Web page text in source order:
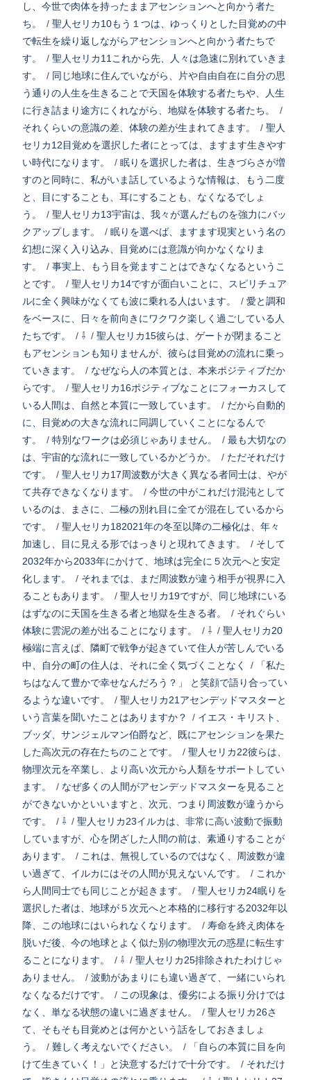
し、今世で肉体を持ったままアセンションへと向かう者た
ち。
/ 聖人セリカ10もう１つは、ゆっくりとした目覚めの中
で転生を繰り返しながらアセンションへと向かう者たちで
す。
/ 聖人セリカ11これから先、人々は急速に別れていきま
す。
/ 同じ地球に住んでいながら、片や自由自在に自分の思
う通りの人生を生きることで天国を体験する者たちや、人生
に行き詰まり途方にくれながら、地獄を体験する者たち。
/
それくらいの意識の差、体験の差が生まれてきます。
/ 聖人
セリカ12目覚めを選択した者にとっては、ますます生きやす
い時代になります。
/ 眠りを選択した者は、生きづらさが増
すのと同時に、私がいま話しているような情報は、もう二度
と、目にすることも、耳にすることも、なくなるでしょ
う。
/ 聖人セリカ13宇宙は、我々が選んだものを強力にバッ
クアップします。
/ 眠りを選べば、ますます現実という名の
幻想に深く入り込み、目覚めには意識が向かなくなりま
す。
/ 事実上、もう目を覚ますことはできなくなるというこ
とです。
/ 聖人セリカ14ですが面白いことに、スピリチュア
ルに全く興味がなくても波に乗れる人はいます。
/ 愛と調和
をベースに、日々を前向きにワクワク楽しく過ごしている人
たちです。
/ ⇩ / 聖人セリカ15彼らは、ゲートが閉まること
もアセンションも知りませんが、彼らは目覚めの流れに乗っ
ていきます。
/ なぜなら人の本質とは、本来ポジティブだか
らです。
/ 聖人セリカ16ポジティブなことにフォーカスして
いる人間は、自然と本質に一致しています。
/ だから自動的
に、目覚めの大きな流れに同調していくことになるんで
す。
/ 特別なワークは必須じゃありません。 / 最も大切なの
は、宇宙的な流れに一致しているかどうか。
/ ただそれだけ
です。
/ 聖人セリカ17周波数が大きく異なる者同士は、やが
て共存できなくなります。
/ 今世の中がこれだけ混沌として
いるのは、まさに、二極の別れ目に全てが混在しているから
です。
/ 聖人セリカ182021年の冬至以降の二極化は、年々
加速し、目に見える形ではっきりと現れてきます。
/ そして
2032年から2033年にかけて、地球は完全に５次元へと安定
化します。
/ それまでは、まだ周波数が違う相手が視界に入
ることもあります。
/ 聖人セリカ19ですが、同じ地球にいる
はずなのに天国を生きる者と地獄を生きる者。
/ それぐらい
体験に雲泥の差が出ることになります。
/ ⇩ / 聖人セリカ20
極端に言えば、隣町で戦争が起きていて住人が苦しんでいる
中、自分の町の住人は、それに全く気づくことなく
/
「私た
ちはなんて豊かで幸せなんだろう？」 と笑顔で語り合ってい
るような違いです。
/ 聖人セリカ21アセンデッドマスターと
いう言葉を聞いたことはありますか？
/ イエス・キリスト、
ブッダ、サンジェルマン伯爵など、既にアセンションを果た
した高次元の存在たちのことです。
/ 聖人セリカ22彼らは、
物理次元を卒業し、より高い次元から人類をサポートしてい
ます。
/ なぜ多くの人間がアセンデッドマスターを見ること
ができないかといいますと、次元、つまり周波数が違うから
です。
/ ⇩ / 聖人セリカ23イルカは、非常に高い波動で振動
していますが、心を閉ざした人間の前は、素通りすることが
あります。
/ これは、無視しているのではなく、周波数が違
い過ぎて、イルカにはその人間が見えないんです。
/ これか
ら人間同士でも同じことが起きます。
/ 聖人セリカ24眠りを
選択した者は、地球が５次元へと本格的に移行する2032年以
降、この地球にはいられなくなります。
/ 寿命を終え肉体を
脱いだ後、今の地球とよく似た別の物理次元の惑星に転生す
ることになります。
/ ⇩ / 聖人セリカ25排除されたわけじゃ
ありません。
/ 波動があまりにも違い過ぎて、一緒にいられ
なくなるだけです。
/ この現象は、優劣による振り分けでは
なく、単なる状態の違いに過ぎません。
/ 聖人セリカ26さ
て、そもそも目覚めとは何かという話をしておきましょ
う。
/ 難しく考えないでください。 /
「自らの本質に目を向
けて生きていく！」と決意するだけで十分です。
/ それだけ